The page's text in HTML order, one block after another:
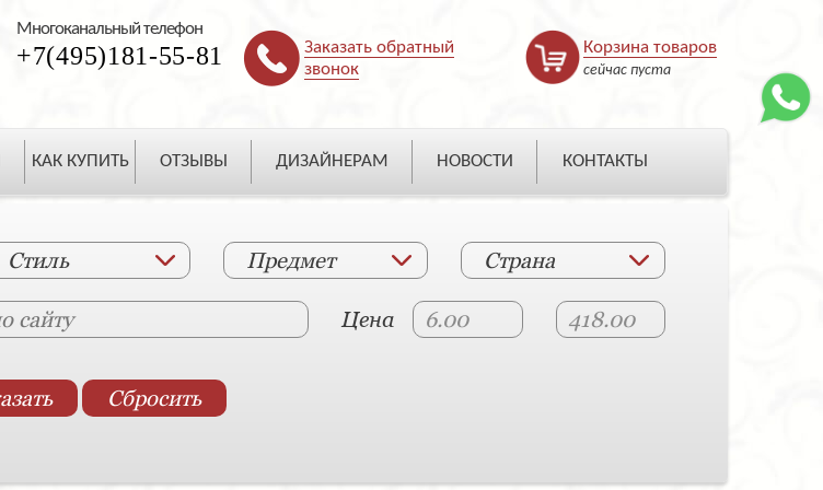
Многоканальный телефон
+7(495)181-55-81
Заказать обратный
звонок
Корзина товаров
сейчас пуста
КАК КУПИТЬ ОТЗЫВЫ ДИЗАЙНЕРАМ НОВОСТИ КОНТАКТЫ
Стиль Предмет Страна
Цена